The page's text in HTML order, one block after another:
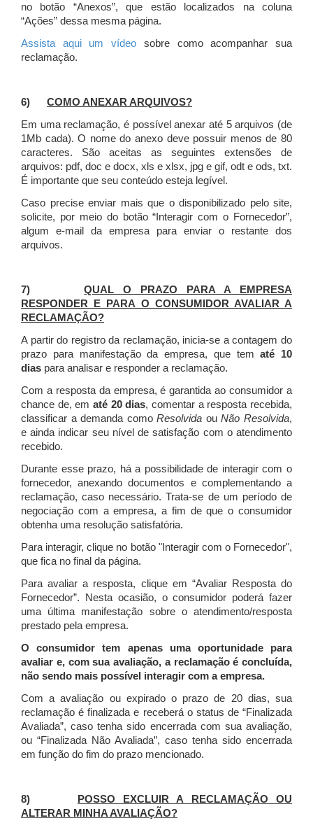
no botão “Anexos”, que estão localizados na coluna
“Ações” dessa mesma página.
Assista aqui um vídeo sobre como acompanhar sua
reclamação.
6) COMO ANEXAR ARQUIVOS?
Em uma reclamação, é possível anexar até 5 arquivos (de
1Mb cada). O nome do anexo deve possuir menos de 80
caracteres. São aceitas as seguintes extensões de
arquivos: pdf, doc e docx, xls e xlsx, jpg e gif, odt e ods, txt.
É importante que seu conteúdo esteja legível.
Caso precise enviar mais que o disponibilizado pelo site,
solicite, por meio do botão “Interagir com o Fornecedor”,
algum e-mail da empresa para enviar o restante dos
arquivos.
7)QUAL O PRAZO PARA A EMPRESA
RESPONDER E PARA O CONSUMIDOR AVALIAR A
RECLAMAÇÃO?
A partir do registro da reclamação, inicia-se a contagem do
prazo para manifestação da empresa, que tematé 10
dias para analisar e responder a reclamação.
Com a resposta da empresa, é garantida ao consumidor a
chance de, em até 20 dias, comentar a resposta recebida,
classificar a demanda comoResolvida ouNão Resolvida,
e ainda indicar seu nível de satisfação com o atendimento
recebido.
Durante esse prazo, há a possibilidade de interagir com o
fornecedor, anexando documentos e complementando a
reclamação, caso necessário.Trata-se de um período de
negociação com a empresa, a fim de que o consumidor
obtenha uma resolução satisfatória.
Para interagir, clique no botão "Interagir com o Fornecedor",
que fica no final da página.
Para avaliar a resposta, clique em “Avaliar Resposta do
Fornecedor”. Nesta ocasião, o consumidor poderá fazer
uma última manifestação sobre o atendimento/resposta
prestado pela empresa.
O consumidor tem apenas uma oportunidade para
avaliar e, com sua avaliação, a reclamação é concluída,
não sendo mais possível interagir com a empresa.
Com a avaliação ou expirado o prazo de 20 dias, sua
reclamação é finalizada e receberá o status de “Finalizada
Avaliada”, caso tenha sido encerrada com sua avaliação,
ou “Finalizada Não Avaliada”, caso tenha sido encerrada
em função do fim do prazo mencionado.
8)
POSSO EXCLUIR A RECLAMAÇÃO OU
ALTERAR MINHA AVALIAÇÃO?